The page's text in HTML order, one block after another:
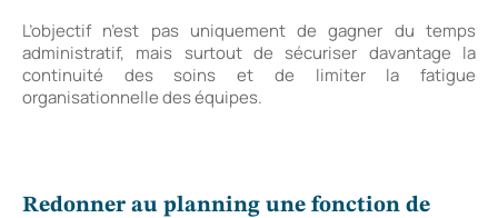
L’objectif n’est pas uniquement de gagner du temps
administratif, mais surtout de sécuriser davantage la
continuité des soins et de limiter la fatigue
organisationnelle des équipes.
Redonner au planning une fonction de